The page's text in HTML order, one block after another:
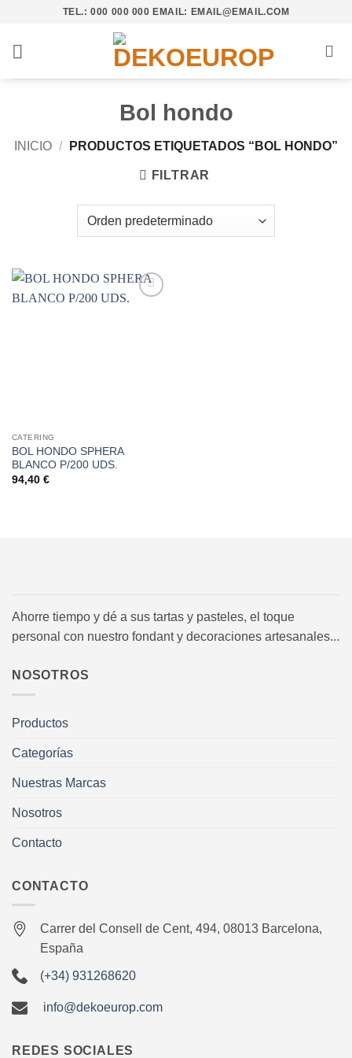
contenido
TEL.: 000 000 000 EMAIL: EMAIL@EMAIL.COM
Bol hondo
INICIO / PRODUCTOS ETIQUETADOS “BOL HONDO”
FILTRAR
CATERING
BOL HONDO SPHERA
BLANCO P/200 UDS.
94,40 €
Ahorre tiempo y dé a sus tartas y pasteles, el toque
personal con nuestro fondant y decoraciones artesanales...
NOSOTROS
Productos
Categorías
Nuestras Marcas
Nosotros
Contacto
CONTACTO
Carrer del Consell de Cent, 494, 08013 Barcelona,
España
(+34) 931268620
info@dekoeurop.com
REDES SOCIALES